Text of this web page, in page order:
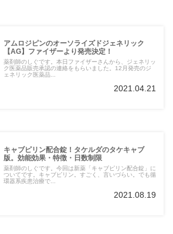
アムロジピンのオーソライズドジェネリック
【AG】ファイザーより発売決定！
薬剤師のしぐです。本日ファイザーさんから、ジェネリッ
ク医薬品販売承認の連絡をもらいました。12月発売のジ
ェネリック医薬品...
2021.04.21
キャブピリン配合錠！タケルダのタケキャブ
版。効能効果・特徴・日数制限
薬剤師のしぐです。今回は新薬「キャブピリン配合錠」に
ついてです。キャブピリン。すごく、言いづらい。でも循
環器系疾患治療で...
2021.08.19